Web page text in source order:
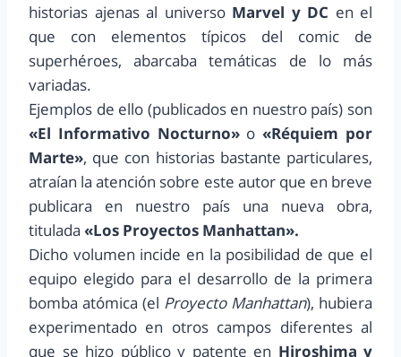
historias ajenas al universo Marvel y DC en el
que con elementos típicos del comic de
superhéroes, abarcaba temáticas de lo más
variadas.
Ejemplos de ello (publicados en nuestro país) son
«El Informativo Nocturno»o«Réquiem por
Marte», que con historias bastante particulares,
atraían la atención sobre este autor que en breve
publicara en nuestro país una nueva obra,
titulada «Los Proyectos Manhattan».
Dicho volumen incide en la posibilidad de que el
equipo elegido para el desarrollo de la primera
bomba atómica (el Proyecto Manhattan), hubiera
experimentado en otros campos diferentes al
que se hizo público y patente en Hiroshima y